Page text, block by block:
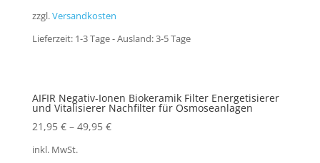
zzgl.Versandkosten
Lieferzeit: 1-3 Tage - Ausland: 3-5 Tage
AIFIR Negativ-Ionen Biokeramik Filter Energetisierer
und Vitalisierer Nachfilter für Osmoseanlagen
21,95 €– 49,95 €
inkl. MwSt.